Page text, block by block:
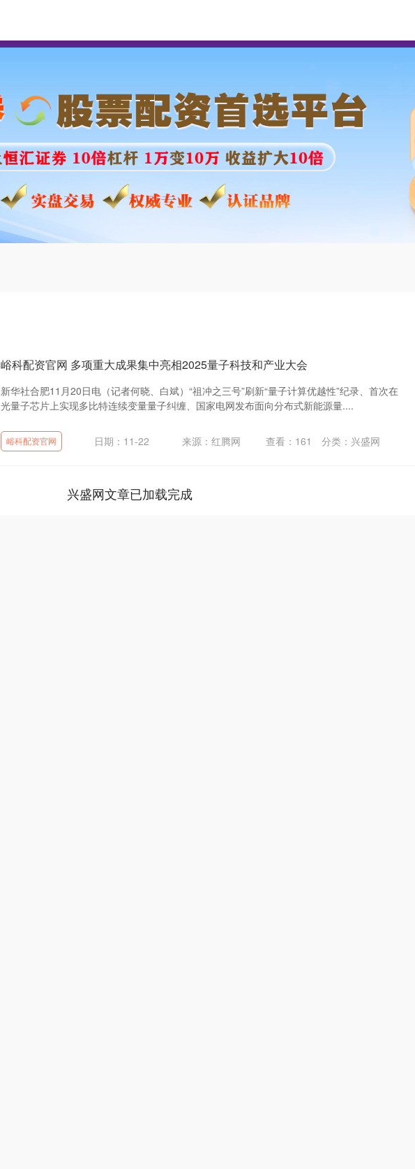
峪科配资官网 多项重大成果集中亮相2025量子科技和产业大会
新华社合肥11月20日电（记者何晓、白斌）“祖冲之三号”刷新“量子计算优越性”纪录、首次在
光量子芯片上实现多比特连续变量量子纠缠、国家电网发布面向分布式新能源量....
峪科配资官网 日期：11-22 来源：红腾网 查看： 161 分类： 兴盛网
兴盛网文章已加载完成